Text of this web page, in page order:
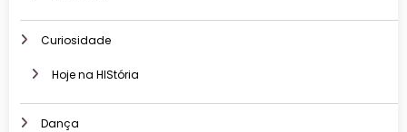
Curiosidade
Hoje na HIStória
Dança